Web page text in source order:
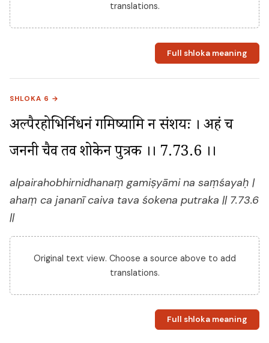
translations.
Full shloka meaning
SHLOKA 6 →
अल्पैरहोभिर्निधनं गमिष्यामि न संशयः । अहं च
जननी चैव तव शोकेन पुत्रक ।। 7.73.6 ।।
alpairahobhirnidhanaṃ gamiṣyāmi na saṃśayaḥ |
ahaṃ ca jananī caiva tava śokena putraka || 7.73.6
||
Original text view. Choose a source above to add
translations.
Full shloka meaning